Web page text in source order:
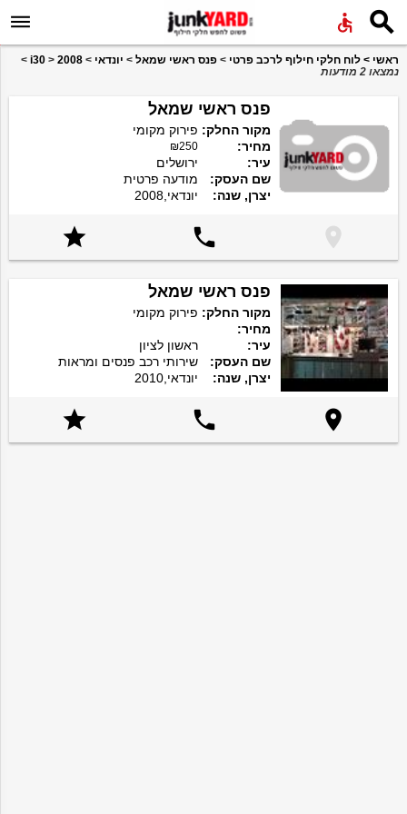
 
ראשי > לוח חלקי חילוף לרכב פרטי > פנס ראשי שמאל > יונדאי >
i30 > 2008
>
נמצאו 2 מודעות
פנס ראשי שמאל
מקור החלק: פירוק מקומי
מחיר:
₪250
עיר:
ירושלים
שם העסק:
מודעה פרטית
יצרן, שנה:
יונדאי,2008



פנס ראשי שמאל
מקור החלק: פירוק מקומי
מחיר:
עיר:
ראשון לציון
שם העסק:
שירותי רכב פנסים ומראות
יצרן, שנה:
יונדאי,2010


